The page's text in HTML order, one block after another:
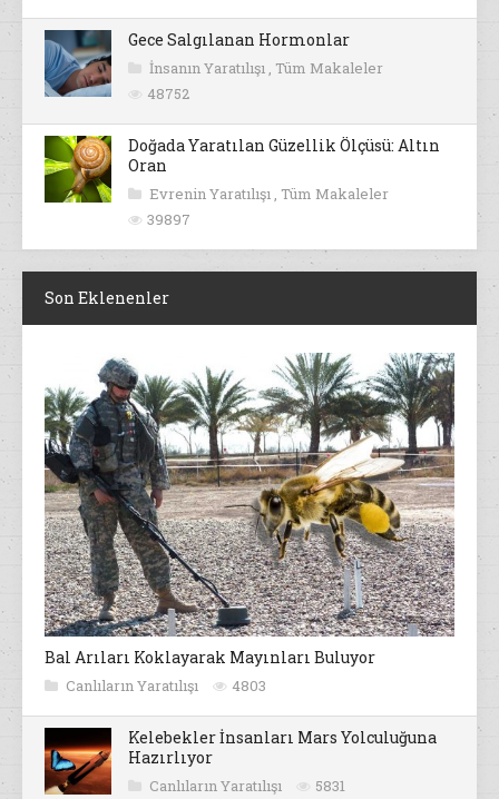
Gece Salgılanan Hormonlar
İnsanın Yaratılışı , Tüm Makaleler
48752
Doğada Yaratılan Güzellik Ölçüsü: Altın
Oran
Evrenin Yaratılışı , Tüm Makaleler
39897
Son Eklenenler
Bal Arıları Koklayarak Mayınları Buluyor
Canlıların Yaratılışı 4803
Kelebekler İnsanları Mars Yolculuğuna
Hazırlıyor
Canlıların Yaratılışı 5831